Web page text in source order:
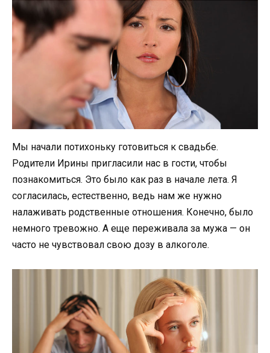
Мы начали потихоньку готовиться к свадьбе.
Родители Ирины пригласили нас в гости, чтобы
познакомиться. Это было как раз в начале лета. Я
согласилась, естественно, ведь нам же нужно
налаживать родственные отношения. Конечно, было
немного тревожно. А еще переживала за мужа — он
часто не чувствовал свою дозу в алкоголе.